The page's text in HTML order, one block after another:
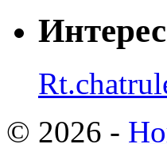
© 2026 -